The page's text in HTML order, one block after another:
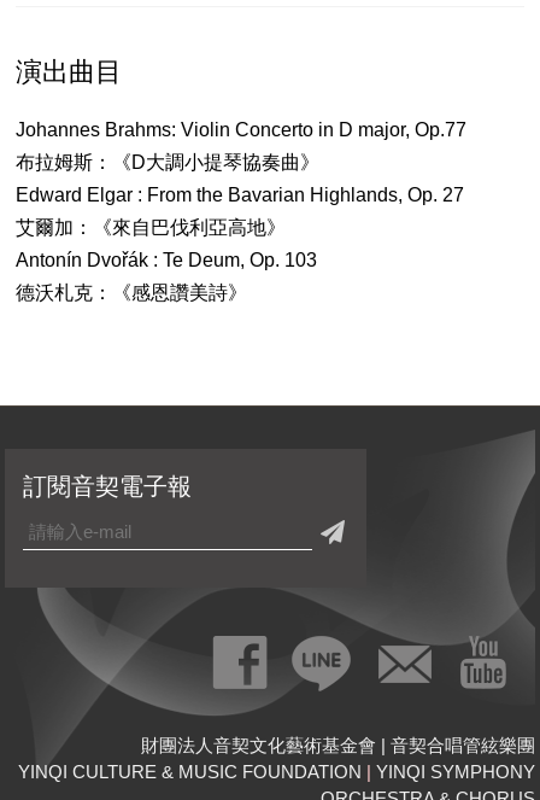
演出曲目
Johannes Brahms: Violin Concerto in D major, Op.77
布拉姆斯：《D大調小提琴協奏曲》
Edward Elgar : From the Bavarian Highlands, Op. 27
艾爾加：《來自巴伐利亞高地》
Antonín Dvořák : Te Deum, Op. 103
德沃札克：《感恩讚美詩》
財團法人音契文化藝術基金會 | 音契合唱管絃樂團
YINQI CULTURE & MUSIC FOUNDATION | YINQI SYMPHONY
訂閱音契電子報